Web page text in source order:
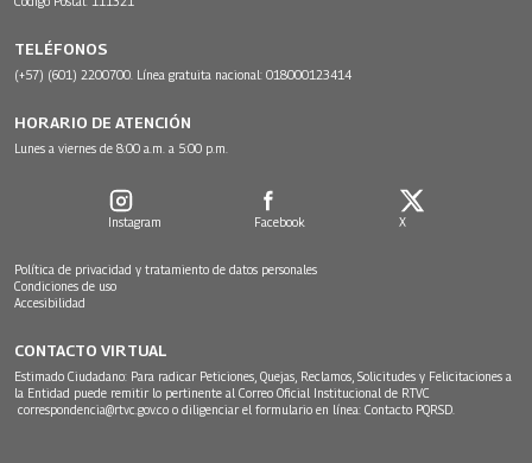
TELÉFONOS
(+57) (601) 2200700. Línea gratuita nacional: 018000123414
HORARIO DE ATENCIÓN
Lunes a viernes de 8:00 a.m. a 5:00 p.m.
Instagram Facebook X
Política de privacidad y tratamiento de datos personales
Condiciones de uso
Accesibilidad
CONTACTO VIRTUAL
Estimado Ciudadano: Para radicar Peticiones, Quejas, Reclamos, Solicitudes y Felicitaciones a
la Entidad puede remitir lo pertinente al Correo Oficial Institucional de RTVC
correspondencia@rtvc.gov.co o diligenciar el formulario en línea: Contacto PQRSD.